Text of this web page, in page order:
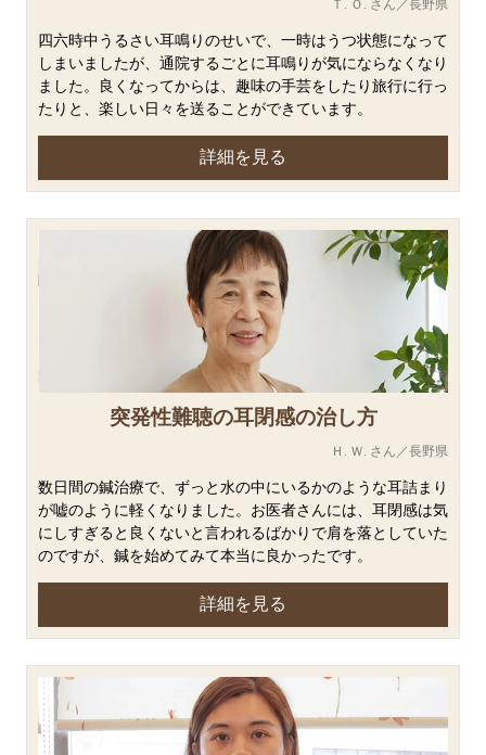
Ｔ. Ｏ. さん／長野県
四六時中うるさい耳鳴りのせいで、一時はうつ状態になって
しまいましたが、通院するごとに耳鳴りが気にならなくなり
ました。良くなってからは、趣味の手芸をしたり旅行に行っ
たりと、楽しい日々を送ることができています。
詳細を見る
突発性難聴の耳閉感の治し方
Ｈ. Ｗ. さん／長野県
数日間の鍼治療で、ずっと水の中にいるかのような耳詰まり
が嘘のように軽くなりました。お医者さんには、耳閉感は気
にしすぎると良くないと言われるばかりで肩を落としていた
のですが、鍼を始めてみて本当に良かったです。
詳細を見る